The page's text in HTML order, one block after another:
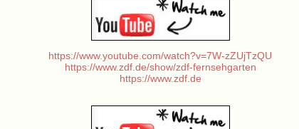
https://www.youtube.com/watch?v=7W-zZUjTzQU
https://www.zdf.de/show/zdf-fernsehgarten
https://www.zdf.de